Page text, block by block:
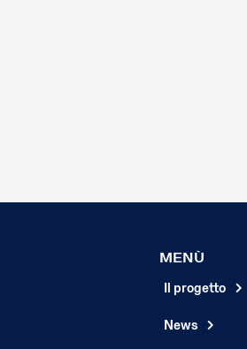
MENÙ
Il progetto
News